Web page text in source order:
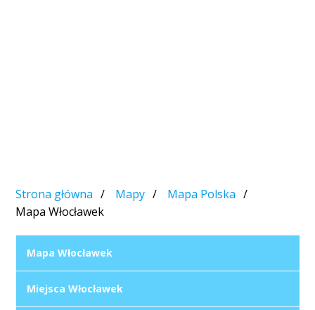
Strona główna Mapy
Mapa Polska
Mapa Włocławek
Mapa Włocławek
Miejsca Włocławek